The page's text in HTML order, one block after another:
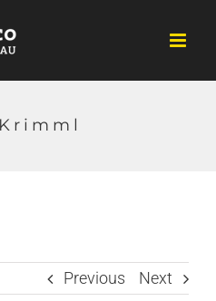
Previous Next